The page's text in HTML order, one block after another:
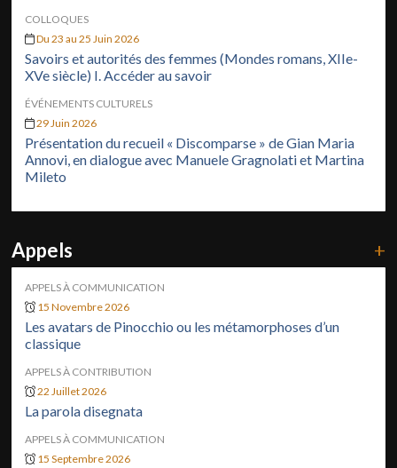
COLLOQUES
Du 23 au 25 Juin 2026
Savoirs et autorités des femmes (Mondes romans, XIIe-
XVe siècle) I. Accéder au savoir
ÉVÉNEMENTS CULTURELS
29 Juin 2026
Présentation du recueil « Discomparse » de Gian Maria
Annovi, en dialogue avec Manuele Gragnolati et Martina
Mileto
Appels +
APPELS À COMMUNICATION
15 Novembre 2026
Les avatars de Pinocchio ou les métamorphoses d’un
classique
APPELS À CONTRIBUTION
22 Juillet 2026
La parola disegnata
APPELS À COMMUNICATION
15 Septembre 2026